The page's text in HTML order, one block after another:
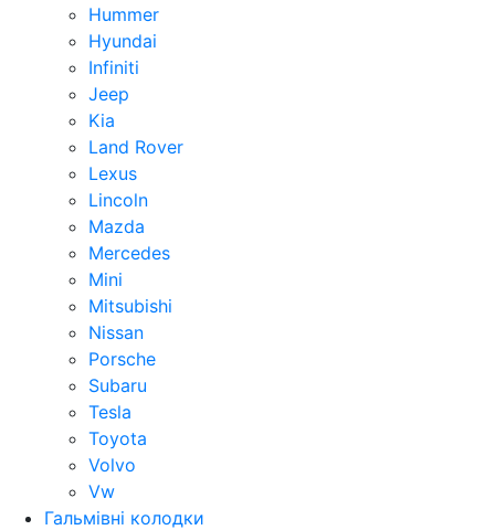
Hummer
Hyundai
Infiniti
Jeep
Kia
Land Rover
Lexus
Lincoln
Mazda
Mercedes
Mini
Mitsubishi
Nissan
Porsche
Subaru
Tesla
Toyota
Volvo
Vw
Гальмівні колодки